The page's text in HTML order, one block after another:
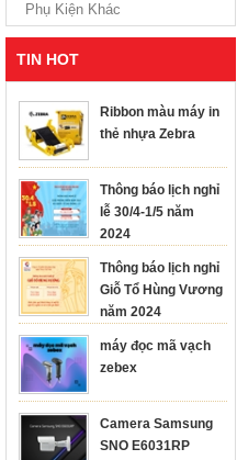
Phụ Kiện Khác
TIN HOT
Ribbon màu máy in
thẻ nhựa Zebra
Thông báo lịch nghỉ
lễ 30/4-1/5 năm
2024
Thông báo lịch nghỉ
Giỗ Tổ Hùng Vương
năm 2024
máy đọc mã vạch
zebex
Camera Samsung
SNO E6031RP